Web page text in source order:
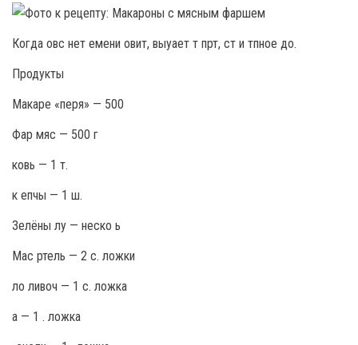
Когда овс нет емени овит, выуает т прт, ст и тпное до.
Продукты
Макаре «перя» — 500
Фар мяс — 500 г
ковь — 1 т.
к епчы — 1 ш.
Зелёны лу — неско ь
Мас ртель — 2 с. ложки
ло ливоч — 1 с. ложка
а — 1 . ложка